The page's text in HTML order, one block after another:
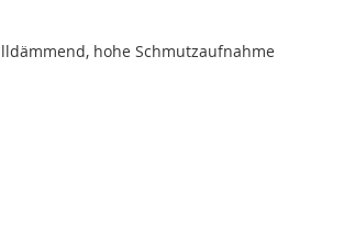
hohe Schmutzaufnahme